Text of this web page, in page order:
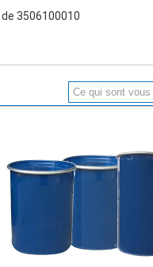
3506100010